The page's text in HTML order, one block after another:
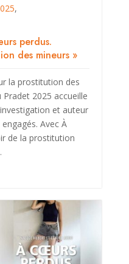
,
perdus.
des mineurs »
la prostitution des
2025 accueille
et auteur
Avec À
de la prostitution